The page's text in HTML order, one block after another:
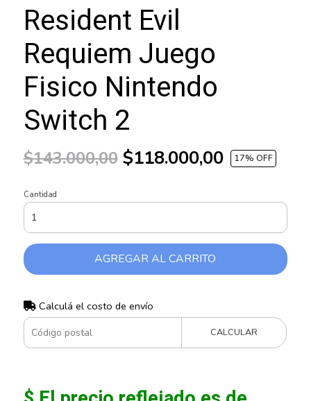
Resident Evil
Requiem Juego
Fisico Nintendo
Switch 2
$143.000,00$118.000,00 17% OFF
Cantidad
AGREGAR AL CARRITO
Calculá el costo de envío
CALCULAR